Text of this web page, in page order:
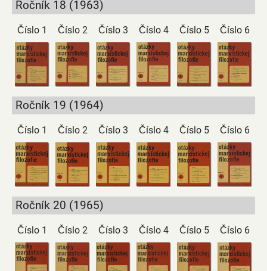
Ročník 18 (1963)
Číslo 1 Číslo 2 Číslo 3 Číslo 4 Číslo 5 Číslo 6
Ročník 19 (1964)
Číslo 1 Číslo 2 Číslo 3 Číslo 4 Číslo 5 Číslo 6
Ročník 20 (1965)
Číslo 1 Číslo 2 Číslo 3 Číslo 4 Číslo 5 Číslo 6